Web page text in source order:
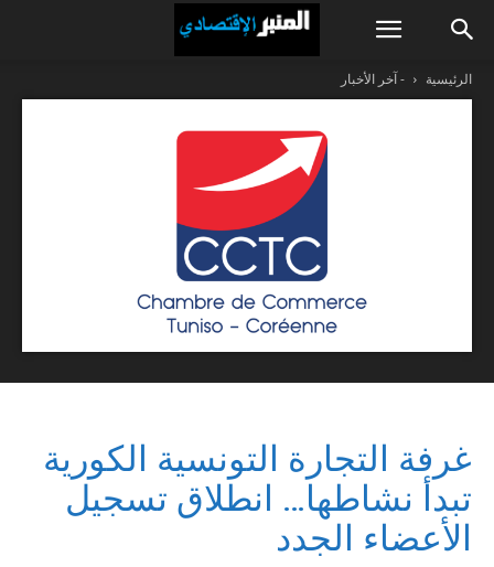
الرئيسية - آخر الأخبار
غرفة التجارة التونسية الكورية
تبدأ نشاطها… انطلاق تسجيل
الأعضاء الجدد